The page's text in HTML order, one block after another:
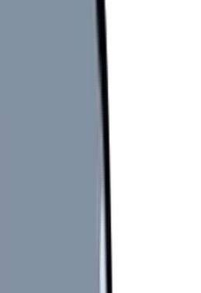
のようなものです。
・早朝覚醒が続く
も体が重い
もの依存
痛、肩こり、胃痛
腹痛
変動
たちで現れます。
る・憂うつになる